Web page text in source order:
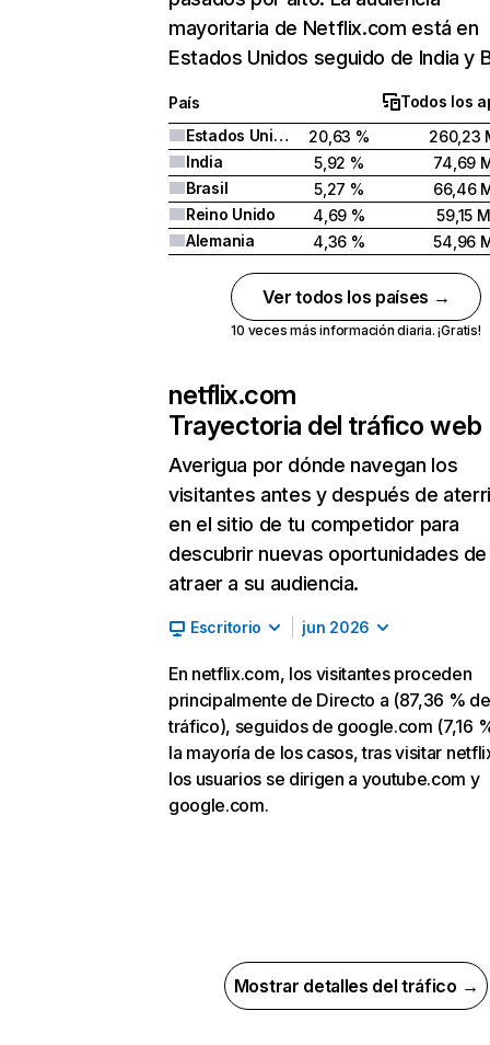
mayoritaria de Netflix.com está en
Estados Unidos seguido de India y
País
Todos los
Estados Unidos
20,63 %
260,23
India
5,92 %
74,69
Brasil
5,27 %
66,46
Reino Unido
4,69 %
59,15 M
Alemania
4,36 % 54,96
Ver todos los países →
10 veces más información diaria. ¡Gratis!
netflix.com
Trayectoria del tráfico web
Averigua por dónde navegan los
visitantes antes y después de
en el sitio de tu competidor para
descubrir nuevas oportunidades de
atraer a su audiencia.
Escritorio jun 2026
En netflix.com, los visitantes proceden
principalmente de Directo a (87,36 % de
tráfico), seguidos de google.com (7,16
la mayoría de los casos, tras visitar
los usuarios se dirigen a youtube.com y
google.com.
Mostrar detalles del tráfico →